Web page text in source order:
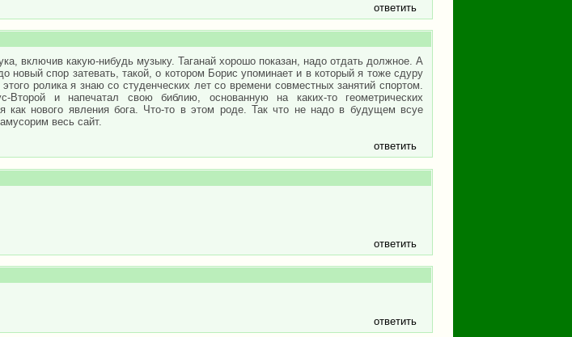
ответить
включив какую-нибудь музыку. Таганай хорошо показан, надо отдать должное. А
новый спор затевать, такой, о котором Борис упоминает и в который я тоже сдуру
ролика я знаю со студенческих лет со времени совместных занятий спортом.
Второй и напечатал свою библию, основанную на каких-то геометрических
как нового явления бога. Что-то в этом роде. Так что не надо в будущем всуе
весь сайт.
ответить
ответить
ответить